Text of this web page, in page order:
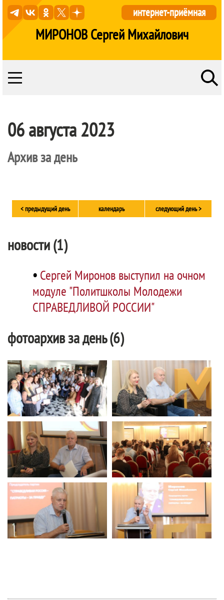
МИРОНОВ Сергей Михайлович
интернет-приёмная
06 августа 2023
Архив за день
< предыдущий день календарь следующий день >
новости (1)
• Сергей Миронов выступил на очном
модуле "Политшколы Молодежи
СПРАВЕДЛИВОЙ РОССИИ"
фотоархив за день (6)